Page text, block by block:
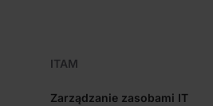
ITAM
Zarządzanie zasobami IT